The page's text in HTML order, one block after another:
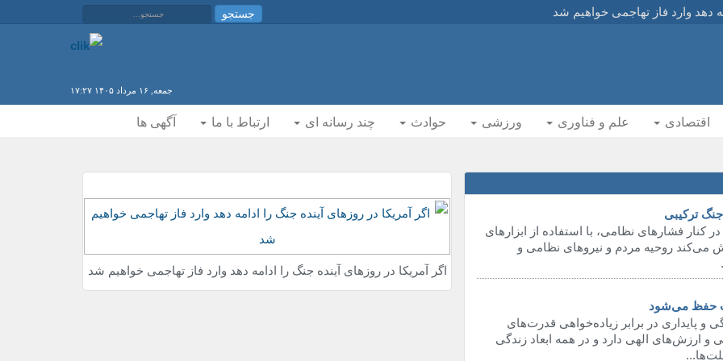
دهد وارد فاز تهاجمی خواهیم شد
انتقام بگیریم
انتقام بگیریم
دیگران داشته باشد
تعدی به حقوق دیگران داشته باشد
با موضوع مردم، میدان و منافع ملی
توافق پایان جنگ میان ایران و آمریکا
ایران را خواهد شنید
مذاکرات اشراف دارد
جستجو
جمعه, ١۶ مرداد ١۴۰۵ ١٧:٢٧
اقتصادی علم و فناوری ورزشی حوادث چند رسانه ای ارتباط با ما آگهی ها
ترکیبی
فشارهای نظامی، با استفاده از ابزارهای
می‌کند روحیه مردم و نیروهای نظامی و
حفظ می‌شود
و پایداری در برابر زیاده‌خواهی قدرت‌های
و ارزش‌های الهی دارد و در همه ابعاد زندگی
اگر آمریکا در روزهای آینده جنگ را ادامه دهد وارد فاز تهاجمی خواهیم شد